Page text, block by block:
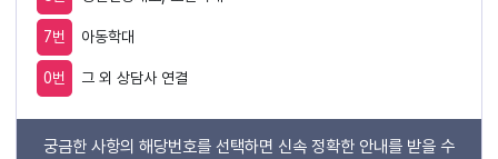
7번 아동학대
0번 그 외 상담사 연결
궁금한 사항의 해당번호를 선택하면 신속 정확한 안내를 받을 수